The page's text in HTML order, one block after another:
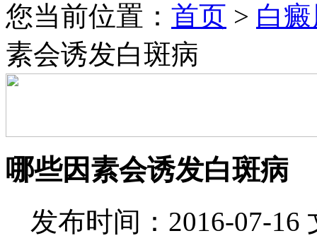
您当前位置： 首页 > 白
素会诱发白斑病
哪些因素会诱发白斑病
发布时间：2016-07-16